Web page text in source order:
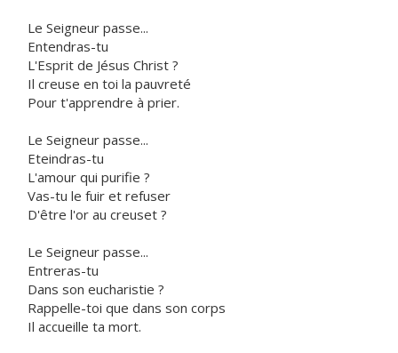
Le Seigneur passe...
Entendras-tu
L'Esprit de Jésus Christ ?
Il creuse en toi la pauvreté
Pour t'apprendre à prier.
Le Seigneur passe...
Eteindras-tu
L'amour qui purifie ?
Vas-tu le fuir et refuser
D'être l'or au creuset ?
Le Seigneur passe...
Entreras-tu
Dans son eucharistie ?
Rappelle-toi que dans son corps
Il accueille ta mort.